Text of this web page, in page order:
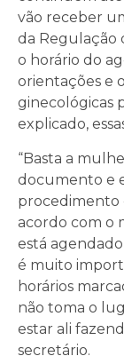
vão receber
da Regulação
o horário do
orientações e
ginecológicas
explicado,
“Basta a
documento e
procedimento
acordo com o
está
é muito
horários
não toma o
estar ali
secretário.